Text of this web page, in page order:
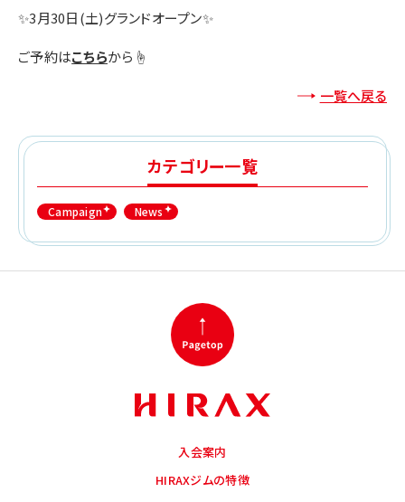
✨3月30日(土)グランドオープン✨
ご予約はこちらから☝️
一覧へ戻る
カテゴリー一覧
Campaign News
入会案内
HIRAXジムの特徴